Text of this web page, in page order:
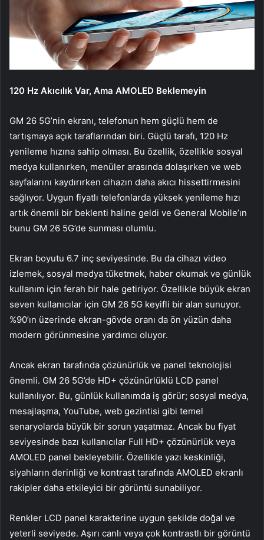
120 Hz Akıcılık Var, Ama AMOLED Beklemeyin
GM 26 5G’nin ekranı, telefonun hem güçlü hem de
tartışmaya açık taraflarından biri. Güçlü tarafı, 120 Hz
yenileme hızına sahip olması. Bu özellik, özellikle sosyal
medya kullanırken, menüler arasında dolaşırken ve web
sayfalarını kaydırırken cihazın daha akıcı hissettirmesini
sağlıyor. Uygun fiyatlı telefonlarda yüksek yenileme hızı
artık önemli bir beklenti haline geldi ve General Mobile’ın
bunu GM 26 5G’de sunması olumlu.
Ekran boyutu 6.7 inç seviyesinde. Bu da cihazı video
izlemek, sosyal medya tüketmek, haber okumak ve günlük
kullanım için ferah bir hale getiriyor. Özellikle büyük ekran
seven kullanıcılar için GM 26 5G keyifli bir alan sunuyor.
%90’ın üzerinde ekran-gövde oranı da ön yüzün daha
modern görünmesine yardımcı oluyor.
Ancak ekran tarafında çözünürlük ve panel teknolojisi
önemli. GM 26 5G’de HD+ çözünürlüklü LCD panel
kullanılıyor. Bu, günlük kullanımda iş görür; sosyal medya,
mesajlaşma, YouTube, web gezintisi gibi temel
senaryolarda büyük bir sorun yaşatmaz. Ancak bu fiyat
seviyesinde bazı kullanıcılar Full HD+ çözünürlük veya
AMOLED panel bekleyebilir. Özellikle yazı keskinliği,
siyahların derinliği ve kontrast tarafında AMOLED ekranlı
rakipler daha etkileyici bir görüntü sunabiliyor.
Renkler LCD panel karakterine uygun şekilde doğal ve
yeterli seviyede. Aşırı canlı veya çok kontrastlı bir görüntü